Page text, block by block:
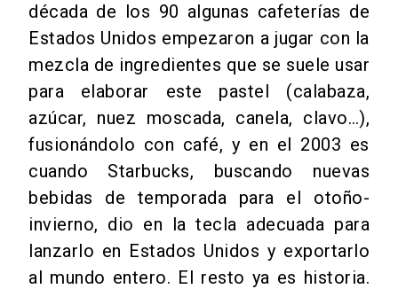
década de los 90 algunas cafeterías de
Estados Unidos empezaron a jugar con la
mezcla de ingredientes que se suele usar
para elaborar este pastel (calabaza,
azúcar, nuez moscada, canela, clavo…),
fusionándolo con café, y en el 2003 es
cuando Starbucks, buscando nuevas
bebidas de temporada para el otoño-
invierno, dio en la tecla adecuada para
lanzarlo en Estados Unidos y exportarlo
al mundo entero. El resto ya es historia.